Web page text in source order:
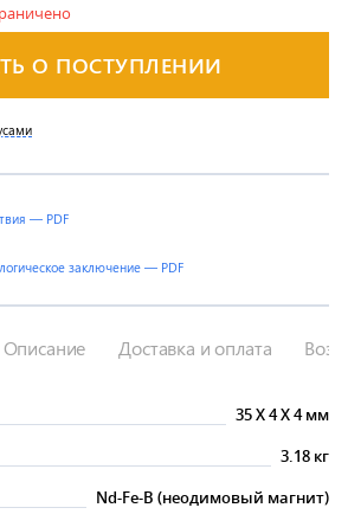
О ПОСТУПЛЕНИИ
— PDF
заключение — PDF
Описание Доставка и оплата
35X4X4 мм
3.18 кг
Nd-Fe-B (неодимовый магнит)